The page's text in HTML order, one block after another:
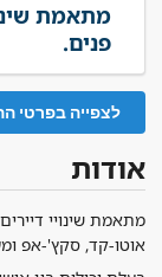
מתאמת
פנים.
לצפייה בפרטי
אודות
אוטו-קד, סקץ'-אפ